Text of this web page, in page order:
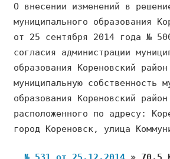
О внесении изменений в
муниципального образования
от 25 сентября 2014 года №
согласия администрации
образования Кореновский
муниципальную собственность
образования Кореновский
расположенного по адресу:
город Кореновск, улица